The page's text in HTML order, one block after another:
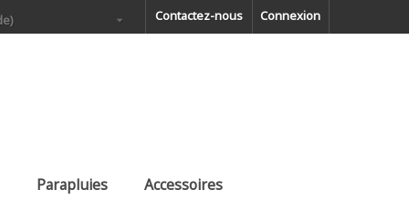
Connexion
Contactez-nous
Parapluies Accessoires